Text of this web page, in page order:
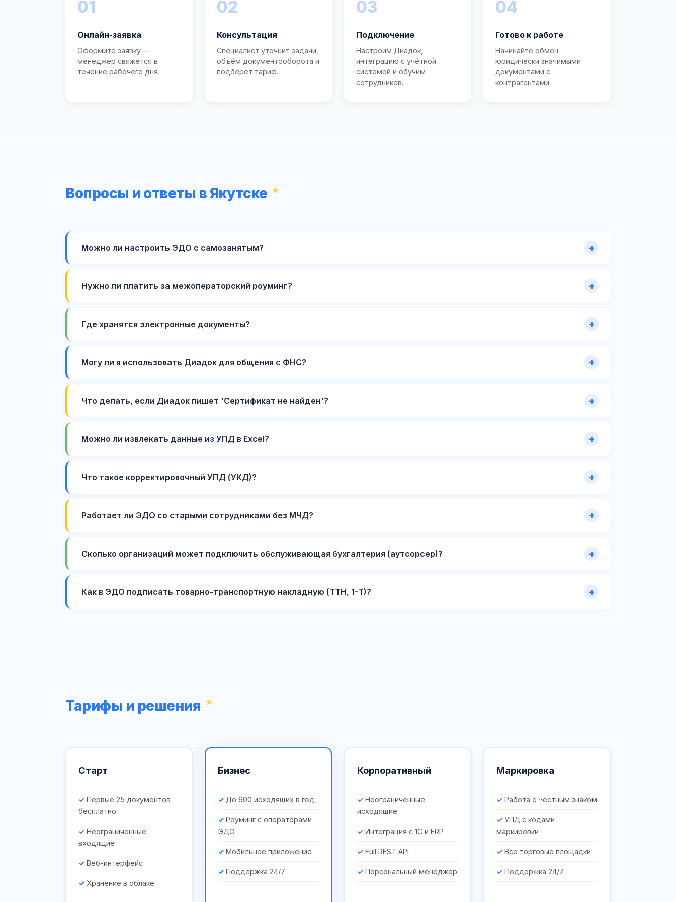
01
Онлайн-заявка
Оформите заявку —
менеджер свяжется в
течение рабочего дня.
02
Консультация
Специалист уточнит задачи,
объём документооборота и
подберёт тариф.
03
Подключение
Настроим Диадок,
интеграцию с учётной
системой и обучим
сотрудников.
04
Готово к работе
Начинайте обмен
юридически значимыми
документами с
контрагентами.
Вопросы и ответы в Якутске
Можно ли настроить ЭДО с самозанятым?
Нужно ли платить за межоператорский роуминг?
Где хранятся электронные документы?
Могу ли я использовать Диадок для общения с ФНС?
Что делать, если Диадок пишет 'Сертификат не найден'?
Можно ли извлекать данные из УПД в Excel?
Что такое корректировочный УПД (УКД)?
Работает ли ЭДО со старыми сотрудниками без МЧД?
Сколько организаций может подключить обслуживающая бухгалтерия (аутсорсер)?
Как в ЭДО подписать товарно-транспортную накладную (ТТН, 1-Т)?
Тарифы и решения
Старт
Первые 25 документов
бесплатно
Неограниченные
входящие
Веб-интерфейс
Хранение в облаке
Бизнес
До 600 исходящих в год
Роуминг с операторами
ЭДО
Мобильное приложение
Поддержка 24/7
Корпоративный
Неограниченные
исходящие
Интеграция с 1С и ERP
Full REST API
Персональный менеджер
Маркировка
Работа с Честным знаком
УПД с кодами
маркировки
Все торговые площадки
Поддержка 24/7